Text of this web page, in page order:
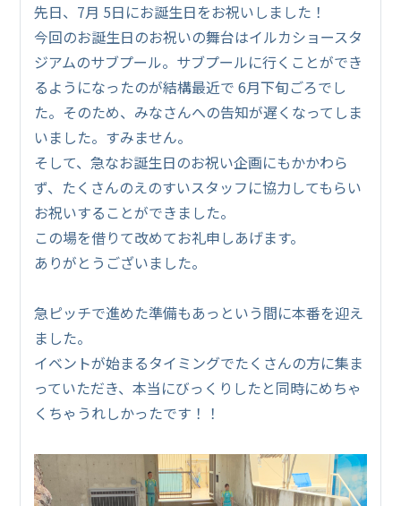
先日、7月 5日にお誕生日をお祝いしました！
今回のお誕生日のお祝いの舞台はイルカショースタ
ジアムのサブプール。サブプールに行くことができ
るようになったのが結構最近で 6月下旬ごろでし
た。そのため、みなさんへの告知が遅くなってしま
いました。すみません。
そして、急なお誕生日のお祝い企画にもかかわら
ず、たくさんのえのすいスタッフに協力してもらい
お祝いすることができました。
この場を借りて改めてお礼申しあげます。
ありがとうございました。
急ピッチで進めた準備もあっという間に本番を迎え
ました。
イベントが始まるタイミングでたくさんの方に集ま
っていただき、本当にびっくりしたと同時にめちゃ
くちゃうれしかったです！！